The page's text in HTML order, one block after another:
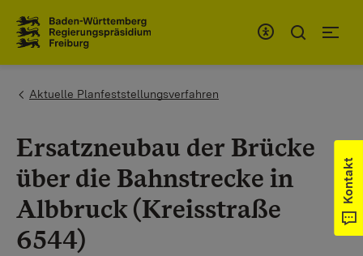
You are here:
Aktuelle Planfeststellungsverfahren
Ersatzneubau der Brücke
über die Bahnstrecke in
Albbruck (Kreisstraße
6544)
Kontakt